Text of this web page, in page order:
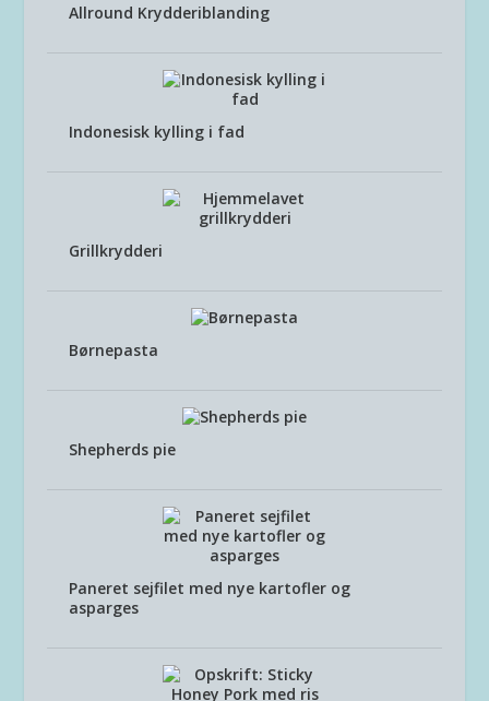
Allround Krydderiblanding
Indonesisk kylling i fad
Grillkrydderi
Børnepasta
Shepherds pie
Paneret sejfilet med nye kartofler og
asparges